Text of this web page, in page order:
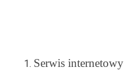
Serwis